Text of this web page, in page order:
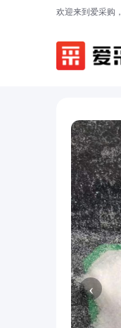
欢迎来到爱采购
‹